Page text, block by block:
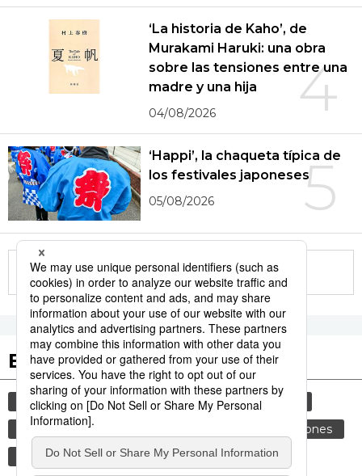
4
‘La historia de Kaho’, de
Murakami Haruki: una obra
sobre las tensiones entre una
madre y una hija
04/08/2026
5
‘Happi’, la chaqueta típica de
los festivales japoneses
05/08/2026
More in this series
Etiquetas destacadas
cultura gastronomía sociedad
vida
comida
tradiciones
gastronomía japonesa
genkan